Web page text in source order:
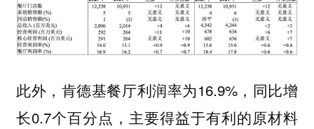
此外，肯德基餐厅利润率为16.9%，同比增
长0.7个百分点，主要得益于有利的原材料